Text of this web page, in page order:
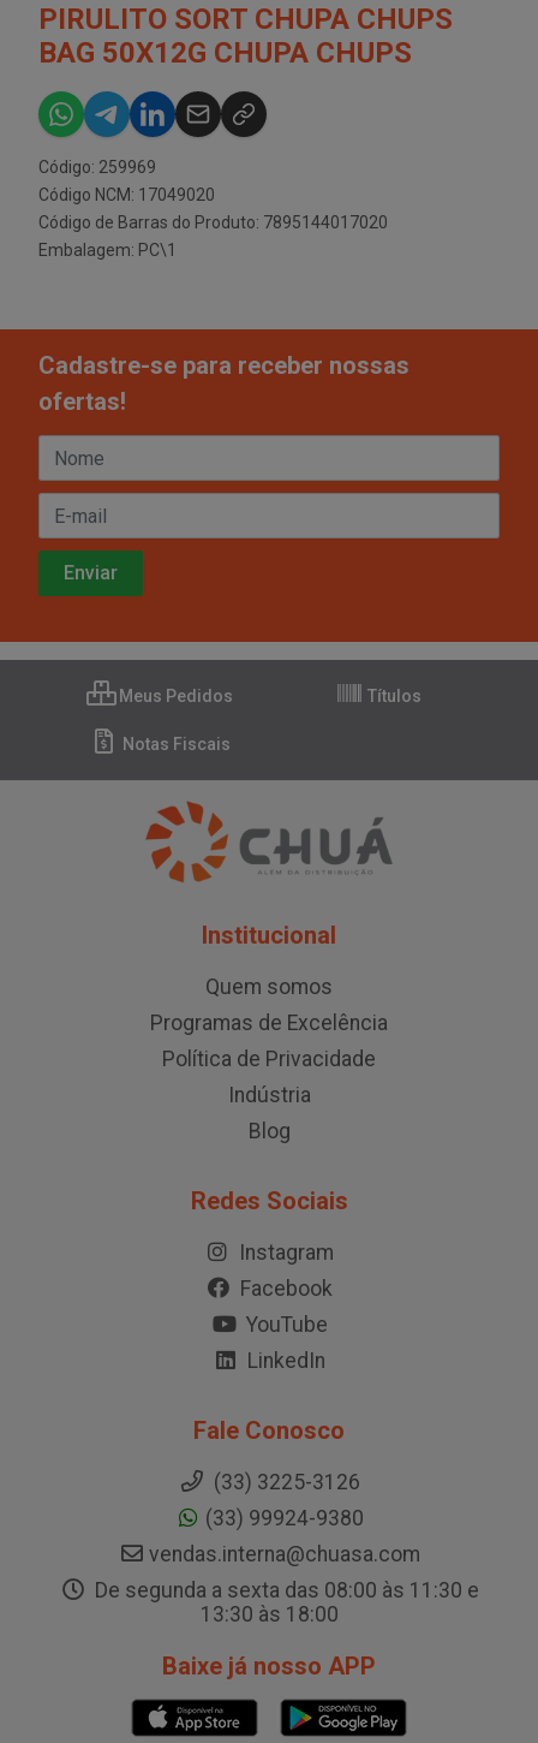
PIRULITO SORT CHUPA CHUPS
BAG 50X12G CHUPA CHUPS
Código: 259969
Código NCM: 17049020
Código de Barras do Produto: 7895144017020
Embalagem: PC\1
Cadastre-se para receber nossas
ofertas!
Meus Pedidos Títulos
Notas Fiscais
Institucional
Quem somos
Programas de Excelência
Política de Privacidade
Indústria
Blog
Redes Sociais
Instagram
Facebook
YouTube
LinkedIn
Fale Conosco
(33) 3225-3126
(33) 99924-9380
vendas.interna@chuasa.com
De segunda a sexta das 08:00 às 11:30 e
13:30 às 18:00
Baixe já nosso APP